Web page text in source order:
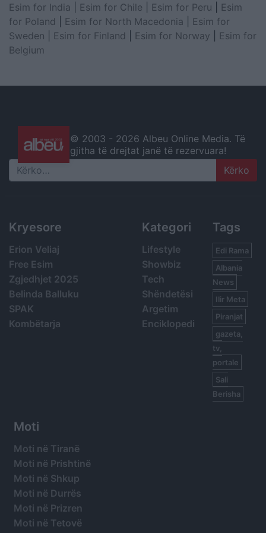
Esim for India
Esim for Chile Esim for Peru
Esim
for Poland
Esim for North Macedonia
Esim for
Sweden
Esim for Finland Esim for Norway
Esim for
Belgium
© 2003 - 2026 Albeu Online Media. Të
gjitha të drejtat janë të rezervuara!
Search
Kryesore
Erion Veliaj
Free Esim
Zgjedhjet 2025
Belinda Balluku
SPAK
Kombëtarja
Kategori
Lifestyle
Showbiz
Tech
Shëndetësi
Argetim
Enciklopedi
Tags
Edi Rama
Albania
News
Ilir Meta
Piranjat
gazeta,
tv,
portale
Sali
Berisha
Moti
Moti në Tiranë
Moti në Prishtinë
Moti në Shkup
Moti në Durrës
Moti në Prizren
Moti në Tetovë